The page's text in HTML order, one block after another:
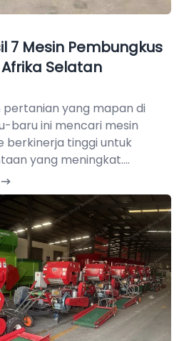
7 Mesin Pembungkus
Selatan
pertanian yang mapan di
baru ini mencari mesin
berkinerja tinggi untuk
yang meningkat....